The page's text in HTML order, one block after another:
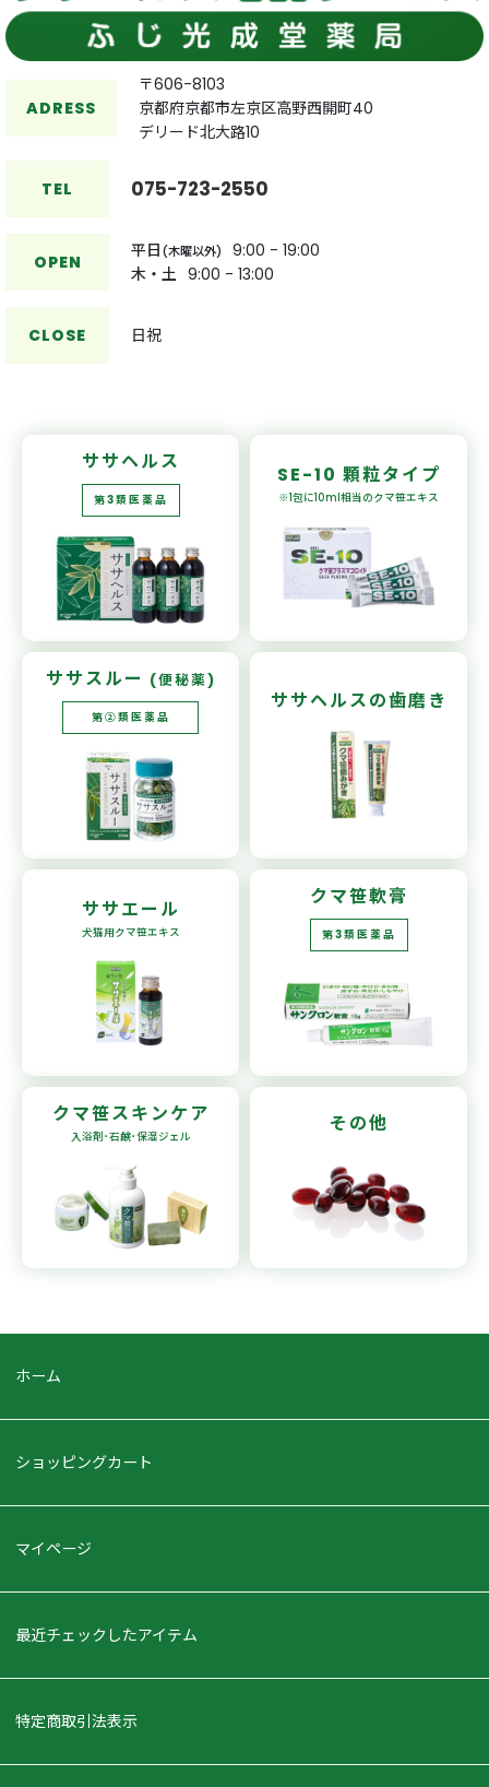
ADRESS
〒606-8103
京都府京都市左京区高野西開町40
デリード北大路10
TEL 075-723-2550
OPEN
平日(木曜以外)
9:00 - 19:00
木・土 9:00 - 13:00
CLOSE 日祝
ササヘルス
第3類医薬品
SE-10 顆粒タイプ
※1包に10ml相当のクマ笹エキス
ササスルー (便秘薬)
第②類医薬品
ササヘルスの歯磨き
ササエール
犬猫用クマ笹エキス
クマ笹軟膏
第3類医薬品
クマ笹スキンケア
入浴剤･石鹸･保湿ジェル
その他
ホーム
ショッピングカート
マイページ
最近チェックしたアイテム
特定商取引法表示